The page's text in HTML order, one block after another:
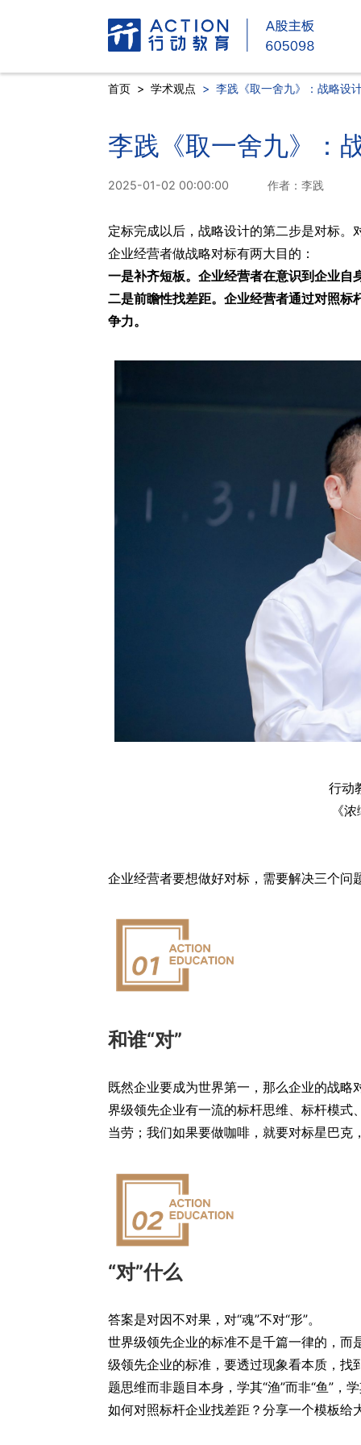
首页 > 学术观点 > 李践《取一舍九》：战略设
李践《取一舍九》：
2025-01-02 00:00:00 作者：李践
定标完成以后，战略设计的第二步是对标。
企业经营者做战略对标有两大目的：
一是补齐短板。企业经营者在意识到企业
二是前瞻性找差距。企业经营者通过对照
争力。
行动
《浓
企业经营者要想做好对标，需要解决三个问
和谁“对”
既然企业要成为世界第一，那么企业的战
界级领先企业有一流的标杆思维、标杆模
当劳；我们如果要做咖啡，就要对标星巴克
“对”什么
答案是对因不对果，对“魂”不对“形”。
世界级领先企业的标准不是千篇一律的，
级领先企业的标准，要透过现象看本质，
题思维而非题目本身，学其“渔”而非“鱼”，学
如何对照标杆企业找差距？分享一个模板